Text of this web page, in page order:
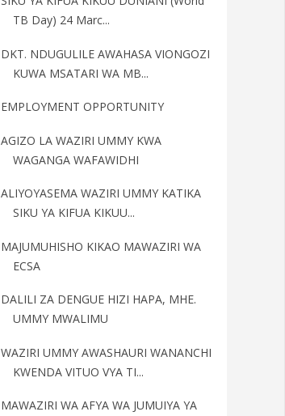
TB Day) 24 Marc...
DKT. NDUGULILE AWAHASA VIONGOZI
KUWA MSATARI WA MB...
EMPLOYMENT OPPORTUNITY
AGIZO LA WAZIRI UMMY KWA
WAGANGA WAFAWIDHI
ALIYOYASEMA WAZIRI UMMY KATIKA
SIKU YA KIFUA KIKUU...
MAJUMUHISHO KIKAO MAWAZIRI WA
ECSA
DALILI ZA DENGUE HIZI HAPA, MHE.
UMMY MWALIMU
WAZIRI UMMY AWASHAURI WANANCHI
KWENDA VITUO VYA TI...
MAWAZIRI WA AFYA WA JUMUIYA YA